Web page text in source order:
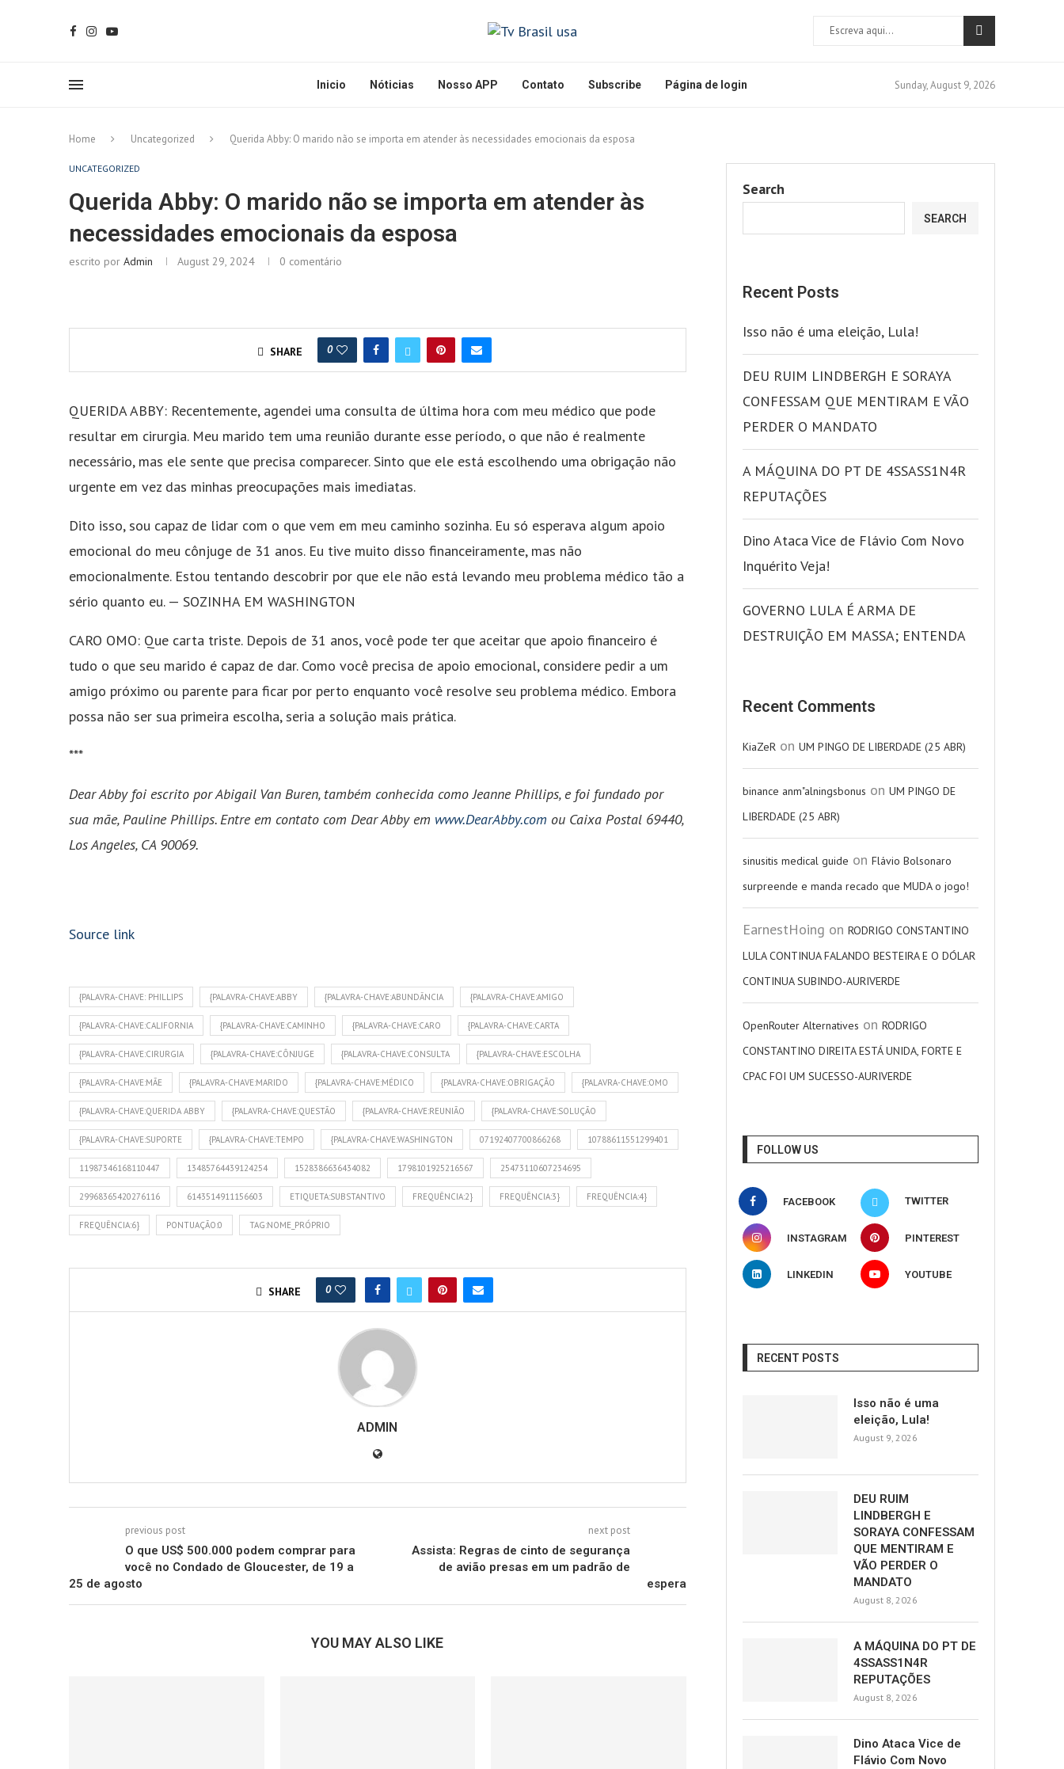
Inicio Nóticias Nosso APP Contato Subscribe Página de login Sunday, August 9, 2026
Home Uncategorized Querida Abby: O marido não se importa em atender às necessidades emocionais da esposa
UNCATEGORIZED
Querida Abby: O marido não se importa em atender às
necessidades emocionais da esposa
escrito por Admin August 29, 2024 0 comentário
SHARE 0
QUERIDA ABBY: Recentemente, agendei uma consulta de última hora com meu médico que pode
resultar em cirurgia. Meu marido tem uma reunião durante esse período, o que não é realmente
necessário, mas ele sente que precisa comparecer. Sinto que ele está escolhendo uma obrigação não
urgente em vez das minhas preocupações mais imediatas.
Dito isso, sou capaz de lidar com o que vem em meu caminho sozinha. Eu só esperava algum apoio
emocional do meu cônjuge de 31 anos. Eu tive muito disso financeiramente, mas não
emocionalmente. Estou tentando descobrir por que ele não está levando meu problema médico tão a
sério quanto eu. — SOZINHA EM WASHINGTON
CARO OMO: Que carta triste. Depois de 31 anos, você pode ter que aceitar que apoio financeiro é
tudo o que seu marido é capaz de dar. Como você precisa de apoio emocional, considere pedir a um
amigo próximo ou parente para ficar por perto enquanto você resolve seu problema médico. Embora
possa não ser sua primeira escolha, seria a solução mais prática.
***
Dear Abby foi escrito por Abigail Van Buren, também conhecida como Jeanne Phillips, e foi fundado por
sua mãe, Pauline Phillips. Entre em contato com Dear Abby em www.DearAbby.com ou Caixa Postal 69440,
Los Angeles, CA 90069.
Source link
{PALAVRA-CHAVE: PHILLIPS {PALAVRA-CHAVE:ABBY {PALAVRA-CHAVE:ABUNDÂNCIA {PALAVRA-CHAVE:AMIGO
{PALAVRA-CHAVE:CALIFORNIA {PALAVRA-CHAVE:CAMINHO {PALAVRA-CHAVE:CARO {PALAVRA-CHAVE:CARTA
{PALAVRA-CHAVE:CIRURGIA {PALAVRA-CHAVE:CÔNJUGE {PALAVRA-CHAVE:CONSULTA {PALAVRA-CHAVE:ESCOLHA
{PALAVRA-CHAVE:MÃE {PALAVRA-CHAVE:MARIDO {PALAVRA-CHAVE:MÉDICO {PALAVRA-CHAVE:OBRIGAÇÃO {PALAVRA-CHAVE:OMO
{PALAVRA-CHAVE:QUERIDA ABBY {PALAVRA-CHAVE:QUESTÃO {PALAVRA-CHAVE:REUNIÃO {PALAVRA-CHAVE:SOLUÇÃO
{PALAVRA-CHAVE:SUPORTE {PALAVRA-CHAVE:TEMPO {PALAVRA-CHAVE:WASHINGTON 07192407700866268 10788611551299401
11987346168110447 13485764439124254 1528386636434082 1798101925216567 25473110607234695
29968365420276116 6143514911156603 ETIQUETA:SUBSTANTIVO FREQUÊNCIA:2} FREQUÊNCIA:3} FREQUÊNCIA:4}
FREQUÊNCIA:6} PONTUAÇÃO:0 TAG:NOME_PRÓPRIO
SHARE 0
ADMIN
previous post
O que US$ 500.000 podem comprar para
você no Condado de Gloucester, de 19 a
25 de agosto
next post
Assista: Regras de cinto de segurança
de avião presas em um padrão de
espera
YOU MAY ALSO LIKE
Search
SEARCH
Recent Posts
Isso não é uma eleição, Lula!
DEU RUIM LINDBERGH E SORAYA
CONFESSAM QUE MENTIRAM E VÃO
PERDER O MANDATO
A MÁQUINA DO PT DE 4SSASS1N4R
REPUTAÇÕES
Dino Ataca Vice de Flávio Com Novo
Inquérito Veja!
GOVERNO LULA É ARMA DE
DESTRUIÇÃO EM MASSA; ENTENDA
Recent Comments
KiaZeR on UM PINGO DE LIBERDADE (25 ABR)
binance anm"alningsbonus on UM PINGO DE
LIBERDADE (25 ABR)
sinusitis medical guide on Flávio Bolsonaro
surpreende e manda recado que MUDA o jogo!
EarnestHoing on RODRIGO CONSTANTINO
LULA CONTINUA FALANDO BESTEIRA E O DÓLAR
CONTINUA SUBINDO-AURIVERDE
OpenRouter Alternatives on RODRIGO
CONSTANTINO DIREITA ESTÁ UNIDA, FORTE E
CPAC FOI UM SUCESSO-AURIVERDE
FOLLOW US
FACEBOOK TWITTER
INSTAGRAM PINTEREST
LINKEDIN YOUTUBE
RECENT POSTS
Isso não é uma
eleição, Lula!
August 9, 2026
DEU RUIM
LINDBERGH E
SORAYA CONFESSAM
QUE MENTIRAM E
VÃO PERDER O
MANDATO
August 8, 2026
A MÁQUINA DO PT DE
4SSASS1N4R
REPUTAÇÕES
August 8, 2026
Dino Ataca Vice de
Flávio Com Novo